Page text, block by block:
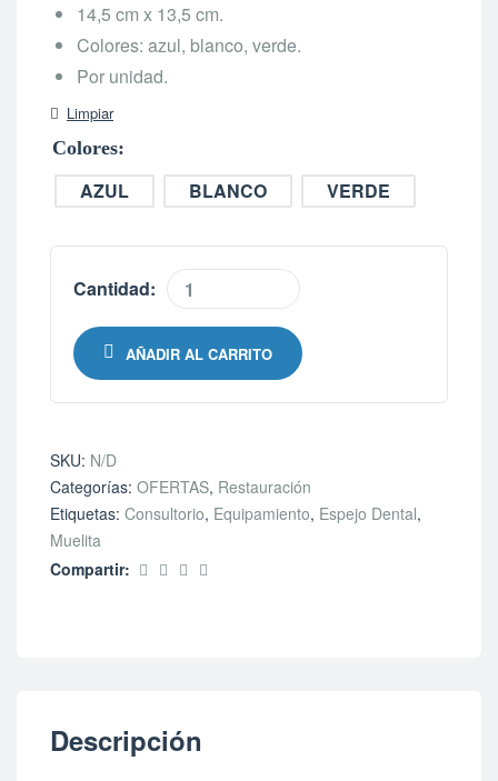
14,5 cm x 13,5 cm.
Colores: azul, blanco, verde.
Por unidad.
Colores
AZUL BLANCO VERDE
Limpiar
Cantidad:
AÑADIR AL CARRITO
SKU: N/D
Categorías: OFERTAS, Restauración
Etiquetas: Consultorio, Equipamiento, Espejo Dental,
Muelita
Compartir:
Descripción